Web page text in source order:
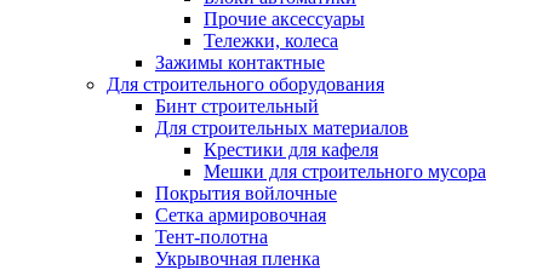
Прочие аксессуары
Тележки, колеса
Зажимы контактные
Для строительного оборудования
Бинт строительный
Для строительных материалов
Крестики для кафеля
Мешки для строительного мусора
Покрытия войлочные
Сетка армировочная
Тент-полотна
Укрывочная пленка